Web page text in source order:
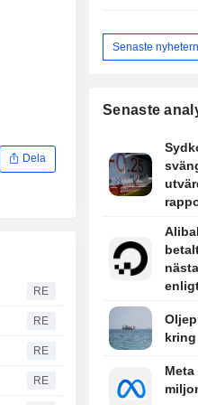
Dela
RE
RE
RE
RE
Senaste
Senaste